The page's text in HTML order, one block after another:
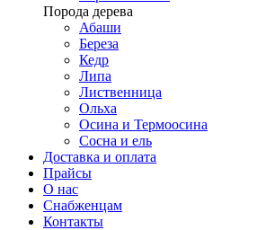
Порода дерева
Абаши
Береза
Кедр
Липа
Лиственница
Ольха
Осина и Термоосина
Сосна и ель
Доставка и оплата
Прайсы
О нас
Снабженцам
Контакты